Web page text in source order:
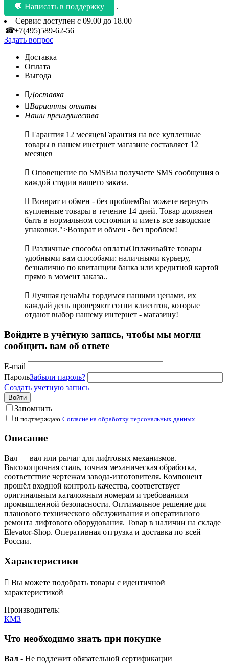
💬 Написать в поддержку
.
Сервис доступен с 09.00 до 18.00
☎+7(495)589-62-56
Задать вопрос
Доставка
Оплата
Выгода
Доставка
Варианты оплаты
Наши преимушества
 Гарантия 12 месяцевГарантия на все купленные
товары в нашем инетрнет магазине составляет 12
месяцев
 Оповещение по SMSВы получаете SMS сообщения о
каждой стадии вашего заказа.
 Возврат и обмен - без проблемВы можете вернуть
купленные товары в течение 14 дней. Товар должнен
быть в нормальном состоянии и иметь все заводские
упаковки.">Возврат и обмен - без проблем!
 Различные способы оплатыОплачивайте товары
удобными вам способами: наличными курьеру,
безналично по квитанции банка или кредитной картой
прямо в момент заказа..
 Лучшая ценаМы гордимся нашими ценами, их
каждый день проверяют сотни клиентов, которые
отдают выбор нашему интернет - магазину!
Войдите в учётную запись, чтобы мы могли
сообщить вам об ответе
E-mail
ПарольЗабыли пароль?
Создать учетную запись
Войти
Запомнить
Я подтверждаю Согласие на обработку персональных данных
Описание
Вал — вал или рычаг для лифтовых механизмов.
Высокопрочная сталь, точная механическая обработка,
соответствие чертежам завода-изготовителя. Компонент
прошёл входной контроль качества, соответствует
оригинальным каталожным номерам и требованиям
промышленной безопасности. Оптимальное решение для
планового технического обслуживания и оперативного
ремонта лифтового оборудования. Товар в наличии на складе
Elevator-Shop. Оперативная отгрузка и доставка по всей
России.
Характеристики
 Вы можете подобрать товары с идентичной
характеристикой
Производитель:
КМЗ
Что необходимо знать при покупке
Вал - Не подлежит обязательной сертификации